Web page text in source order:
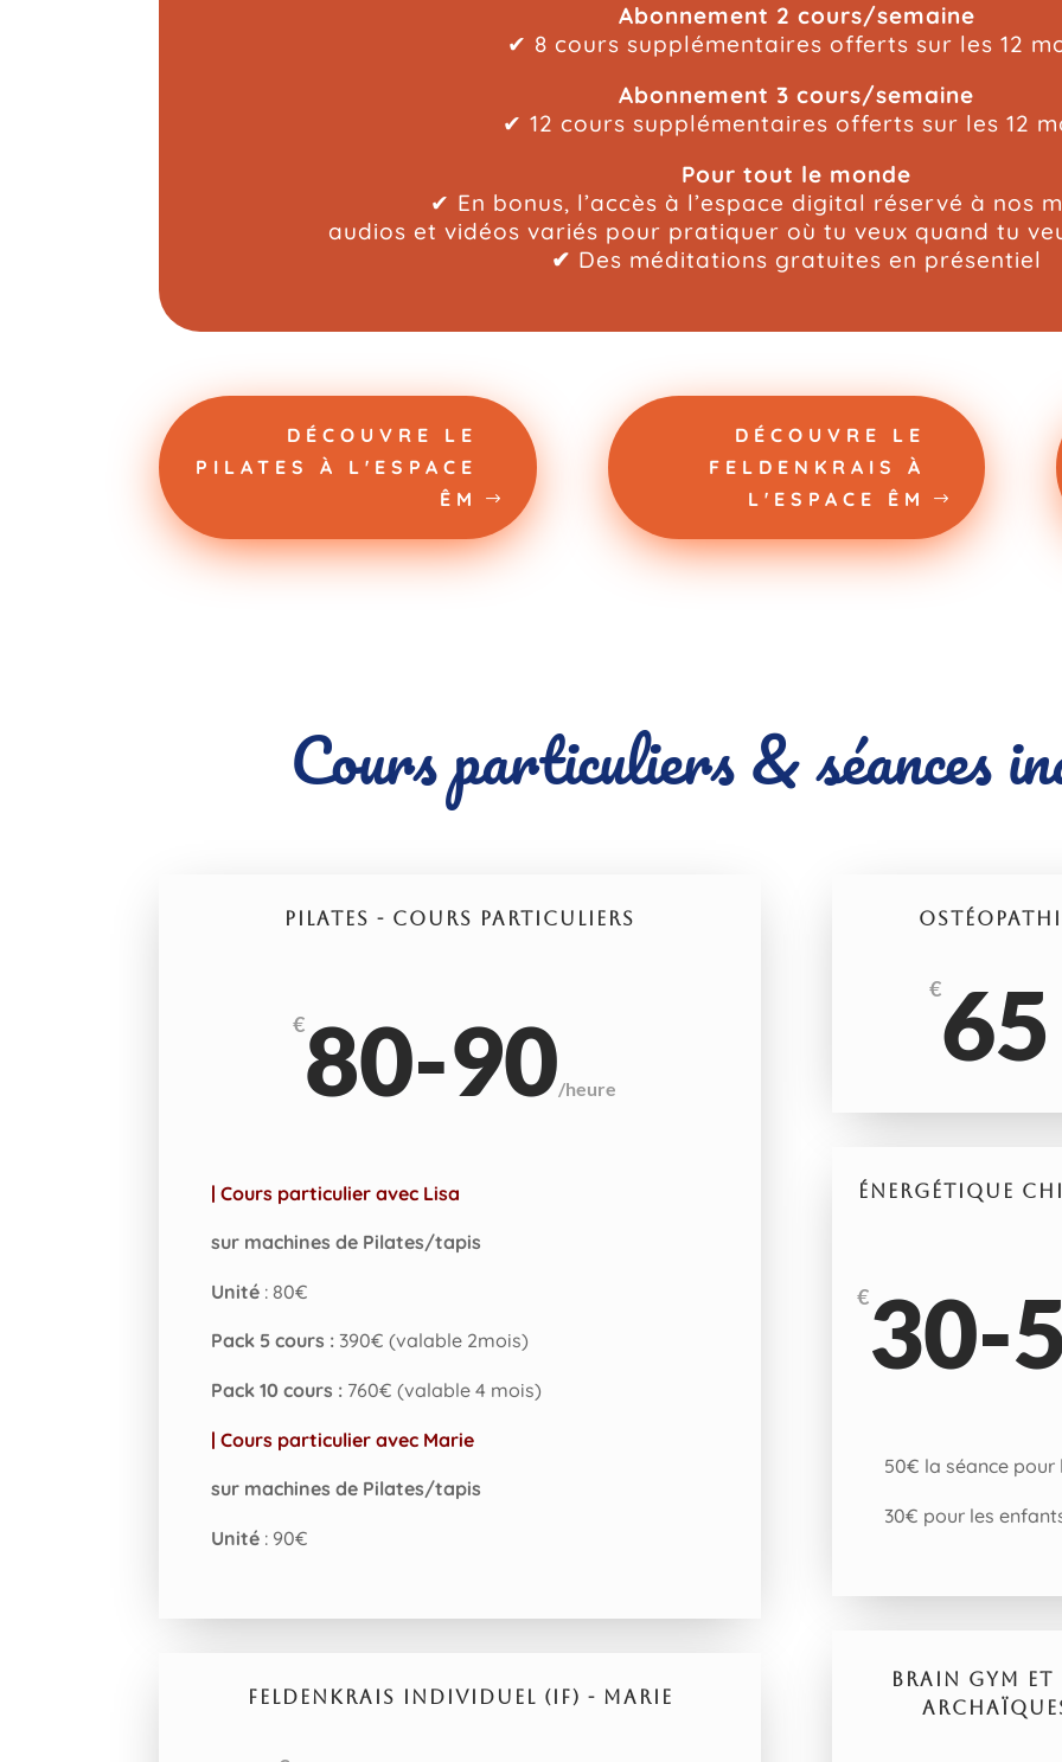
Abonnement 2 cours/semaine
✔ 8 cours supplémentaires offerts sur les 12
Abonnement 3 cours/semaine
✔ 12 cours supplémentaires offerts sur les 12
Pour tout le monde
✔ En bonus, l’accès à l’espace digital réservé à nos
audios et vidéos variés pour pratiquer où tu veux quand tu
✔ Des méditations gratuites en présentiel
DÉCOUVRE LE
PILATES À L'ESPACE
ÊM
DÉCOUVRE LE
FELDENKRAIS À
L'ESPACE ÊM
Cours particuliers & séances
PILATES - COURS PARTICULIERS
€80-90/heure
| Cours particulier avec Lisa
sur machines de Pilates/tapis
Unité : 80€
Pack 5 cours : 390€(valable 2mois)
Pack 10 cours : 760€(valable 4 mois)
| Cours particulier avec Marie
sur machines de Pilates/tapis
Unité : 90€
FELDENKRAIS INDIVIDUEL (IF) - MARIE
€
ÉNERGÉTIQUE
€30-
50€ la séance
30€ pour les
BRAIN GYM ET